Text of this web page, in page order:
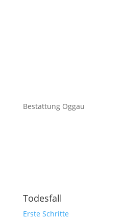
Bestattung Oggau
Todesfall
Erste Schritte